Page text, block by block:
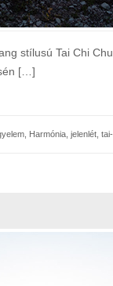
stílusú Tai Chi
[…]
Harmónia jelenlét